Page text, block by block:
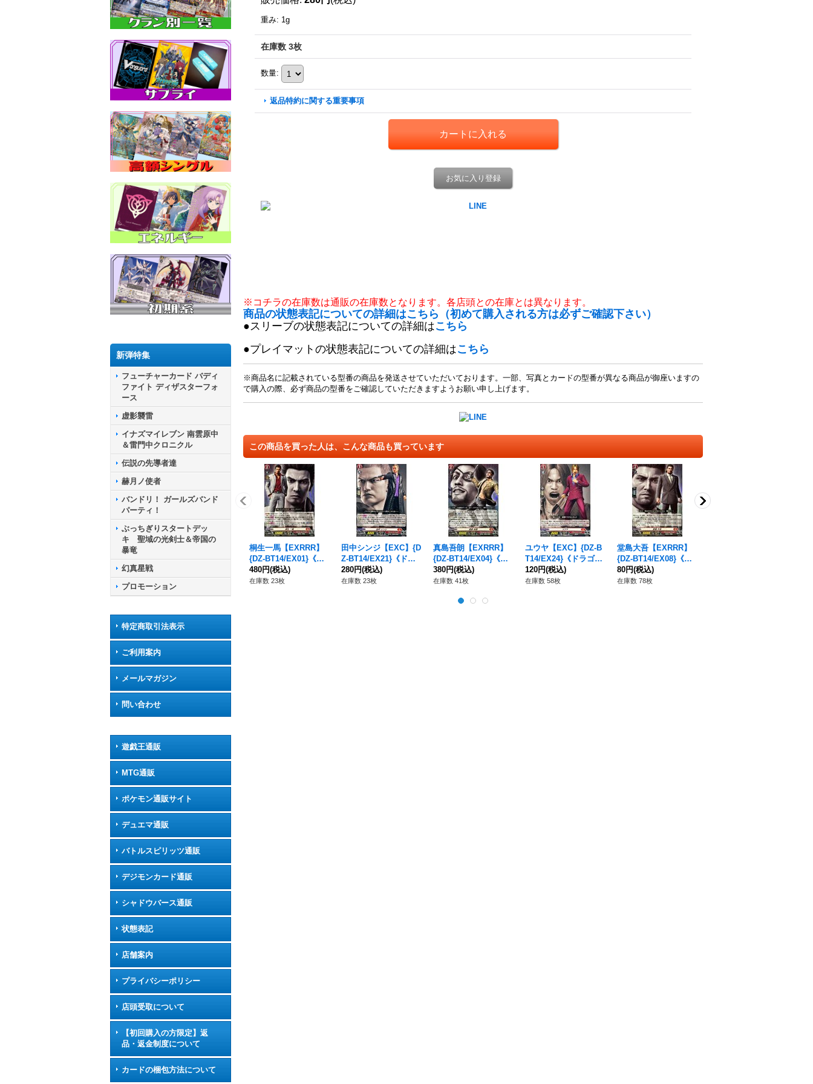
新弾特集
フューチャーカード バディ
ファイト ディザスターフォ
ース
虚影襲雷
イナズマイレブン 南雲原中
＆雷門中クロニクル
伝説の先導者達
赫月ノ使者
バンドリ！ ガールズバンド
パーティ！
ぶっちぎりスタートデッ
キ 聖域の光剣士＆帝国の
暴竜
幻真星戦
プロモーション
特定商取引法表示
ご利用案内
メールマガジン
問い合わせ
遊戯王通販
MTG通販
ポケモン通販サイト
デュエマ通販
バトルスピリッツ通販
デジモンカード通販
シャドウバース通販
状態表記
店舗案内
プライバシーポリシー
店頭受取について
【初回購入の方限定】返
品・返金制度について
カードの梱包方法について
重み: 1g
在庫数 3枚
数量:
返品特約に関する重要事項
お気に入り登録
※コチラの在庫数は通販の在庫数となります。各店頭との在庫とは異なります。
商品の状態表記についての詳細はこちら（初めて購入される方は必ずご確認下さい）
●スリーブの状態表記についての詳細はこちら
●プレイマットの状態表記についての詳細はこちら
※商品名に記載されている型番の商品を発送させていただいております。一部、写真とカードの型番が異なる商品が御座いますの
で購入の際、必ず商品の型番をご確認していただきますようお願い申し上げます。
この商品を買った人は、こんな商品も買っています
桐生一馬【EXRRR】
{DZ-BT14/EX01}《ド
ラゴンエンパイア》
480円(税込)
在庫数 23枚
田中シンジ【EXC】{D
Z-BT14/EX21}《ドラ
ゴンエンパイア》
280円(税込)
在庫数 23枚
真島吾朗【EXRRR】
{DZ-BT14/EX04}《ド
ラゴンエンパイア》
380円(税込)
在庫数 41枚
ユウヤ【EXC】{DZ-B
T14/EX24}《ドラゴン
エンパイア》
120円(税込)
在庫数 58枚
堂島大吾【EXRRR】
{DZ-BT14/EX08}《ド
ラゴンエンパイア》
80円(税込)
在庫数 78枚